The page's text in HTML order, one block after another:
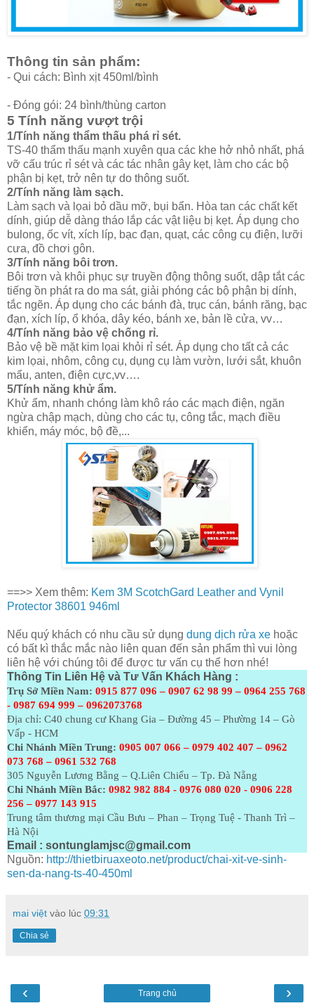
Thông tin sản phẩm:
- Qui cách: Bình xịt 450ml/bình
- Đóng gói: 24 bình/thùng carton
5 Tính năng vượt trội
1/Tính năng thẩm thấu phá rỉ sét.
TS-40 thẩm thấu mạnh xuyên qua các khe hở nhỏ nhất, phá
vỡ cấu trúc rỉ sét và các tác nhân gây kẹt, làm cho các bộ
phận bị kẹt, trở nên tự do thông suốt.
2/Tính năng làm sạch.
Làm sạch và lọai bỏ dầu mỡ, bụi bẩn. Hòa tan các chất kết
dính, giúp dễ dàng tháo lắp các vật liệu bị kẹt. Áp dụng cho
bulong, ốc vít, xích líp, bạc đạn, quạt, các công cụ điện, lưỡi
cưa, đồ chơi gôn.
3/Tính năng bôi trơn.
Bôi trơn và khôi phục sự truyền động thông suốt, dập tắt các
tiếng ồn phát ra do ma sát, giải phóng các bộ phận bị dính,
tắc ngẽn. Áp dụng cho các bánh đà, trục cán, bánh răng, bạc
đạn, xích líp, ổ khóa, dây kéo, bánh xe, bản lề cửa, vv…
4/Tính năng bảo vệ chống rỉ.
Bảo vệ bề mặt kim lọai khỏi rỉ sét. Áp dụng cho tất cả các
kim lọai, nhôm, công cụ, dụng cụ làm vườn, lưới sắt, khuôn
mẩu, anten, điện cực,vv….
5/Tính năng khử ẩm.
Khử ẩm, nhanh chóng làm khô ráo các mạch điện, ngăn
ngừa chập mạch, dùng cho các tụ, công tắc, mạch điều
khiển, máy móc, bộ đề,...
==>> Xem thêm: Kem 3M ScotchGard Leather and Vynil
Protector 38601 946ml
Nếu quý khách có nhu cầu sử dụng dung dịch rửa xe hoặc
có bất kì thắc mắc nào liên quan đến sản phẩm thì vui lòng
liên hệ với chúng tôi để được tư vấn cụ thể hơn nhé!
Thông Tin Liên Hệ và Tư Vấn Khách Hàng :
Trụ Sở Miền Nam: 0915 877 096 – 0907 62 98 99 – 0964 255 768
- 0987 694 999 – 0962073768
Địa chỉ: C40 chung cư Khang Gia – Đường 45 – Phường 14 – Gò
Vấp - HCM
Chi Nhánh Miền Trung: 0905 007 066 – 0979 402 407 – 0962
073 768 – 0961 532 768
305 Nguyễn Lương Bằng – Q.Liên Chiểu – Tp. Đà Nẵng
Chi Nhánh Miền Bắc: 0982 982 884 - 0976 080 020 - 0906 228
256 – 0977 143 915
Trung tâm thương mại Cầu Bưu – Phan – Trọng Tuệ - Thanh Trì –
Hà Nội
Email : sontunglamjsc@gmail.com
Nguồn: http://thietbiruaxeoto.net/product/chai-xit-ve-sinh-
sen-da-nang-ts-40-450ml
mai việt vào lúc 09:31
Chia sẻ
‹ ›
Trang chủ